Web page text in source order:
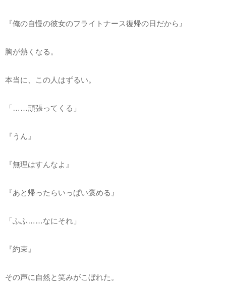
『俺の自慢の彼女のフライトナース復帰の日だから』
胸が熱くなる。
本当に、この人はずるい。
「……頑張ってくる」
『うん』
『無理はすんなよ』
『あと帰ったらいっぱい褒める』
「ふふ……なにそれ」
『約束』
その声に自然と笑みがこぼれた。